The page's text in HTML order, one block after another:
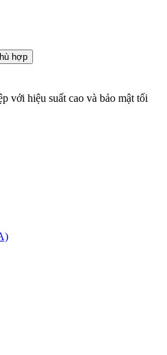
hợp
với hiệu suất cao và bảo mật tối